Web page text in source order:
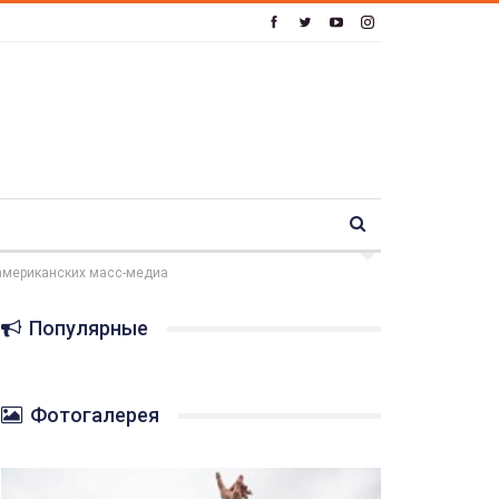
масс-медиа
Популярные
Фотогалерея